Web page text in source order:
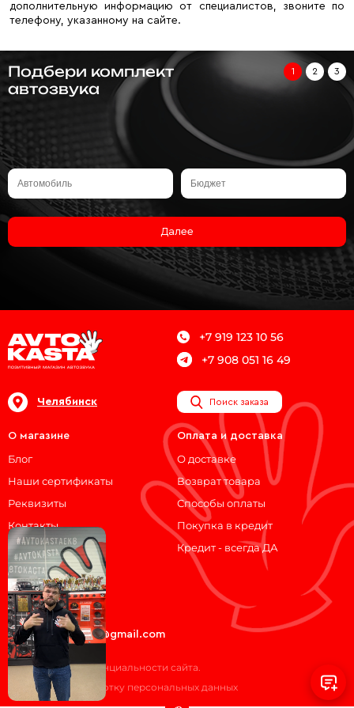
дополнительную информацию от специалистов, звоните по
телефону, указанному на сайте.
Подбери комплект
автозвука
1 2 3
Далее
+7 919 123 10 56
+7 908 051 16 49
Челябинск Поиск заказа
О магазине
Блог
Наши сертификаты
Реквизиты
Контакты
Оплата и доставка
О доставке
Возврат товара
Способы оплаты
Покупка в кредит
Кредит - всегда ДА
Мы на связи!
ВКонтакте
Telegram
avtokasta74@gmail.com
Политика конфиденциальности сайта.
Согласие на обработку персональных данных